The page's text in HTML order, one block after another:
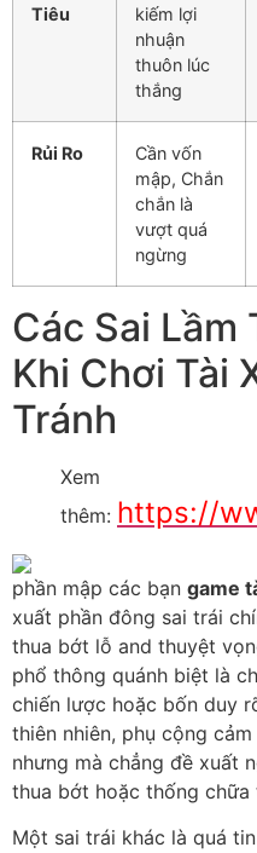
Tiêu
kiếm lợi
nhuận
thuôn lúc
thắng
Rủi Ro
Cần vốn
mập, Chắn
chắn là
vượt quá
ngừng
Các Sai Lầm
Khi Chơi Tài
Tránh
Xem
thêm: https://
phần mập các bạn game
xuất phần đông sai trái
thua bớt lỗ and thuyệt
phổ thông quánh biệt là
chiến lược hoặc bốn duy
thiên nhiên, phụ cộng
nhưng mà chẳng đề xuất
thua bớt hoặc thống chữa
Một sai trái khác là quá